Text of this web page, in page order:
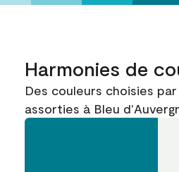
Harmonies de
Des couleurs choisies
assorties à Bleu